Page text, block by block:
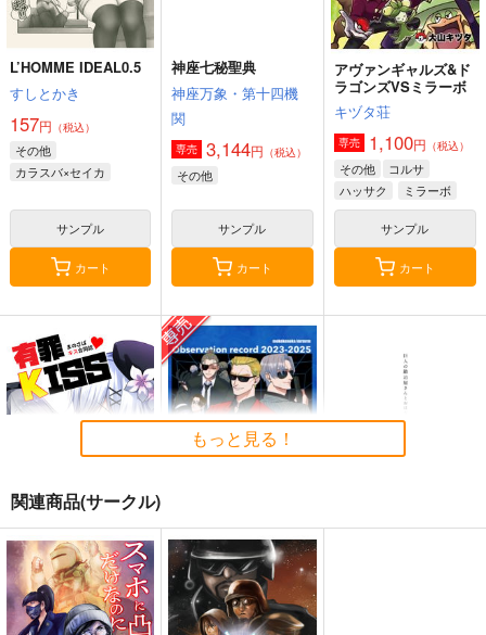
L’HOMME IDEAL0.5
すしとかき
157円 （税込）
その他
カラスバ×セイカ
サンプル
カート
神座七秘聖典
神座万象・第十四機
関
専売 3,144円 （税込）
その他
サンプル
カート
アヴァンギャルズ&ド
ラゴンズVSミラーボ
キヅタ荘
専売 1,100円 （税込）
その他
コルサ
ハッサク
ミラーボ
サンプル
カート
有罪KISS～まのさば
キス合同誌～
ぽにゃあん
Observation record
mrmrm
専売 2,860円（税込）
もっと見る！
関連商品(サークル)